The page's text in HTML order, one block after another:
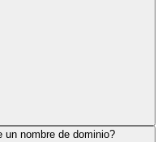
un nombre de dominio?